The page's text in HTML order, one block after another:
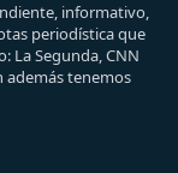
informativo,
periodística que
La Segunda, CNN
además tenemos